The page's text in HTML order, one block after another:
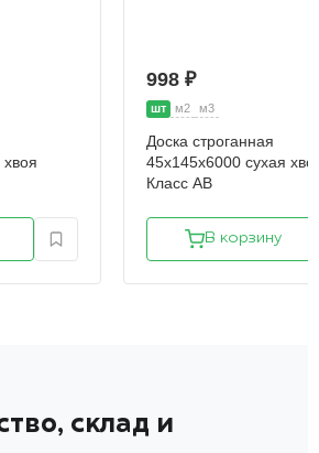
998 ₽
шт м2 м3
Доска строганная
45х145х6000 сухая
Класс АВ
В корзину
склад и